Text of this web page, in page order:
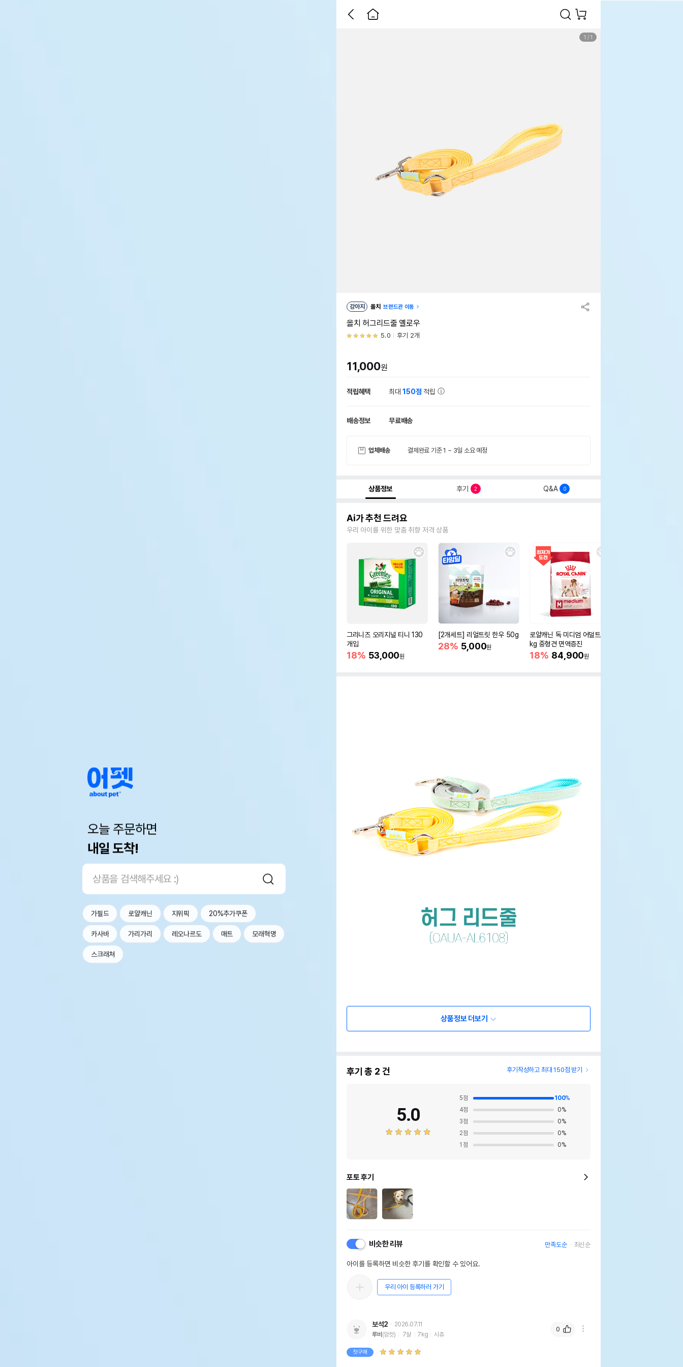
오늘 주문하면
내일 도착!
가필드 로얄캐닌 지위픽 20%추가쿠폰
카사바 가리가리 레오나르도 매트 모래혁명
스크래쳐
1 / 1
강아지 올치 브랜드관 이동
올치 허그리드줄 옐로우
5.0 후기 2개
11,000원
적립혜택 최대150점 적립
배송정보 무료배송
업체배송 결제완료 기준 1 ~ 3일 소요 예정
상품정보 후기 2 Q&A 0
Ai가 추천 드려요
우리 아이를 위한 맞춤 취향 저격 상품
그리니즈 오리지널 티니 130
개입
18% 53,000원
[2개세트] 리얼트릿 한우 50g
28% 5,000원
로얄캐닌 독 미디엄 어덜트 10
kg 중형견 면역증진
18% 84,900원
상품정보 더보기
후기 총 2 건 후기작성하고 최대 150점 받기
5.0
5점 100%
4점 0%
3점 0%
2점 0%
1 점 0%
포토 후기
비슷한 리뷰 만족도순 최신순
아이를 등록하면 비슷한 후기를 확인할 수 있어요.
우리 아이 등록하러 가기
보석2
2026.07.11
루비(암컷) 7살 7kg 시츄
첫구매
0